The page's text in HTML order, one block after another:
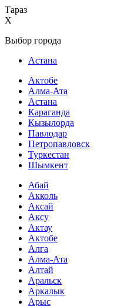
Тараз
X
Выбор города
Астана
Актобе
Алма-Ата
Астана
Караганда
Кызылорда
Павлодар
Петропавловск
Туркестан
Шымкент
Абай
Акколь
Аксай
Аксу
Актау
Актобе
Алга
Алма-Ата
Алтай
Аральск
Аркалык
Арыс